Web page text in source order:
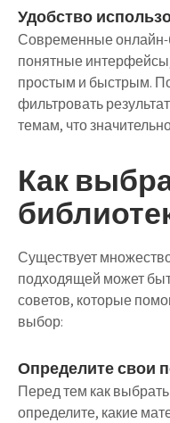
Удобство
Современные онлайн-
понятные
простым и быстрым.
фильтровать
темам, что
Как
Существует
подходящей может
советов, которые
выбор:
Определите свои
Перед тем как
определите, какие